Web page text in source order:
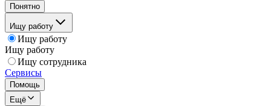
Понятно
Ищу работу
Ищу работу
Ищу работу
Ищу сотрудника
Сервисы
Помощь
Ещё